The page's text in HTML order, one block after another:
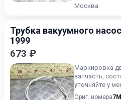
Москва
Трубка вакуумного
1999
673 ₽
Маркировка
запчасть,
уточняйте у
от 14 до 30
Ориг. номера